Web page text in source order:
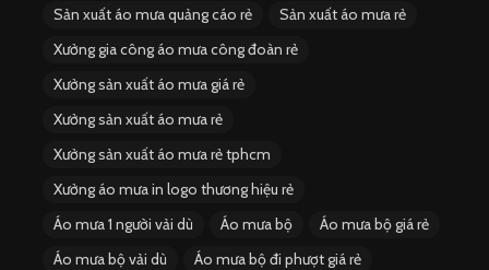
Sản xuất áo mưa quảng cáo rẻ
Sản xuất áo mưa rẻ
Xưởng gia công áo mưa công đoàn rẻ
Xưởng sản xuất áo mưa giá rẻ
Xưởng sản xuất áo mưa rẻ
Xưởng sản xuất áo mưa rẻ tphcm
Xưởng áo mưa in logo thương hiệu rẻ
Áo mưa 1 người vải dù
Áo mưa bộ
Áo mưa bộ giá rẻ
Áo mưa bộ vải dù
Áo mưa bộ đi phượt giá rẻ